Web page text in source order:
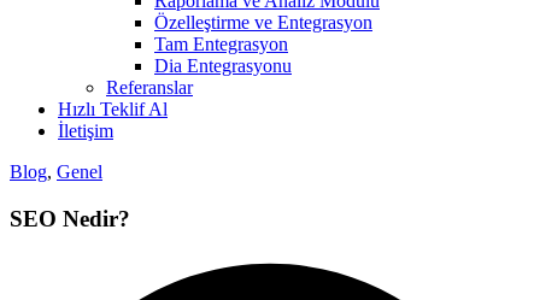
Özelleştirme ve Entegrasyon
Tam Entegrasyon
Dia Entegrasyonu
Referanslar
Hızlı Teklif Al
İletişim
Blog, Genel
SEO Nedir?